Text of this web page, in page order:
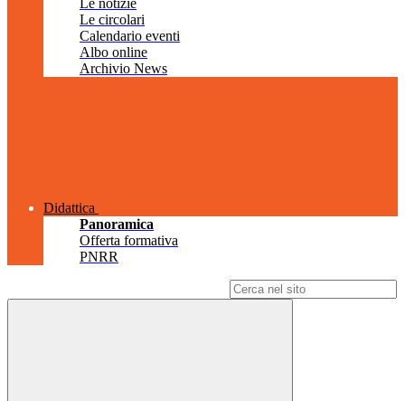
Le notizie
Le circolari
Calendario eventi
Albo online
Archivio News
Didattica
Panoramica
Offerta formativa
PNRR